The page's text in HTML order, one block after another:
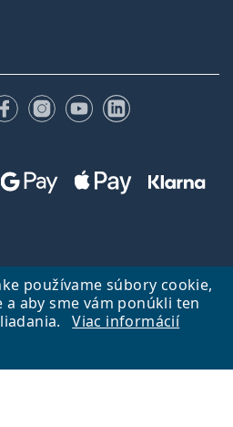
používame súbory cookie,
aby sme vám ponúkli ten
Viac informácií
FacebookuInstagrame
YouTubeLinkedIn
stránku
spoločnosť Lentiamo s.r.o., Česká